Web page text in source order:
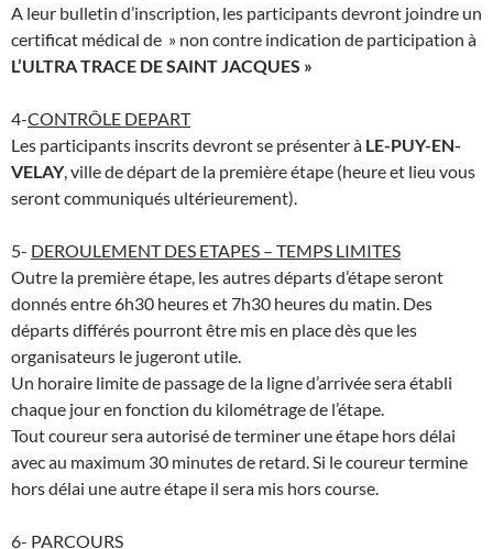
A leur bulletin d’inscription, les participants devront joindre un
certificat médical de » non contre indication de participation à
L’ULTRA TRACE DE SAINT JACQUES »
4-CONTRÔLE DEPART
Les participants inscrits devront se présenter à LE-PUY-EN-
VELAY, ville de départ de la première étape (heure et lieu vous
seront communiqués ultérieurement).
5- DEROULEMENT DES ETAPES – TEMPS LIMITES
Outre la première étape, les autres départs d’étape seront
donnés entre 6h30 heures et 7h30 heures du matin. Des
départs différés pourront être mis en place dès que les
organisateurs le jugeront utile.
Un horaire limite de passage de la ligne d’arrivée sera établi
chaque jour en fonction du kilométrage de l’étape.
Tout coureur sera autorisé de terminer une étape hors délai
avec au maximum 30 minutes de retard. Si le coureur termine
hors délai une autre étape il sera mis hors course.
6- PARCOURS